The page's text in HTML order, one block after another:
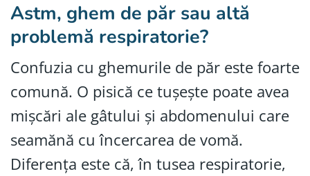
Astm, ghem de păr sau altă
problemă respiratorie?
Confuzia cu ghemurile de păr este foarte
comună. O pisică ce tușește poate avea
mișcări ale gâtului și abdomenului care
seamănă cu încercarea de vomă.
Diferența este că, în tusea respiratorie,